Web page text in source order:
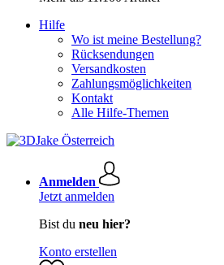
Hilfe
Wo ist meine Bestellung?
Rücksendungen
Versandkosten
Zahlungsmöglichkeiten
Kontakt
Alle Hilfe-Themen
Anmelden
Jetzt anmelden
Bist du neu hier?
Konto erstellen